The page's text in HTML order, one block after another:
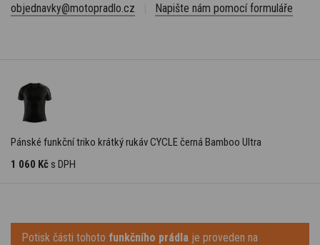
objednavky@motopradlo.cz
Napište nám pomocí formuláře
Pánské funkční triko krátký rukáv CYCLE černá Bamboo Ultra
1 060 Kč s DPH
Potisk části tohoto funkčního prádla je proveden na